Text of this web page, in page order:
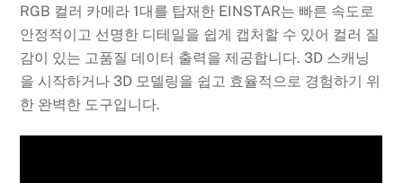
RGB 컬러 카메라 1대를 탑재한 EINSTAR는 빠른 속도로
안정적이고 선명한 디테일을 쉽게 캡처할 수 있어 컬러 질
감이 있는 고품질 데이터 출력을 제공합니다. 3D 스캐닝
을 시작하거나 3D 모델링을 쉽고 효율적으로 경험하기 위
한 완벽한 도구입니다.